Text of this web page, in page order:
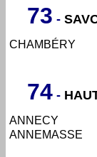
73 -
CHAMBÉRY
74 -
ANNECY
ANNEMASSE